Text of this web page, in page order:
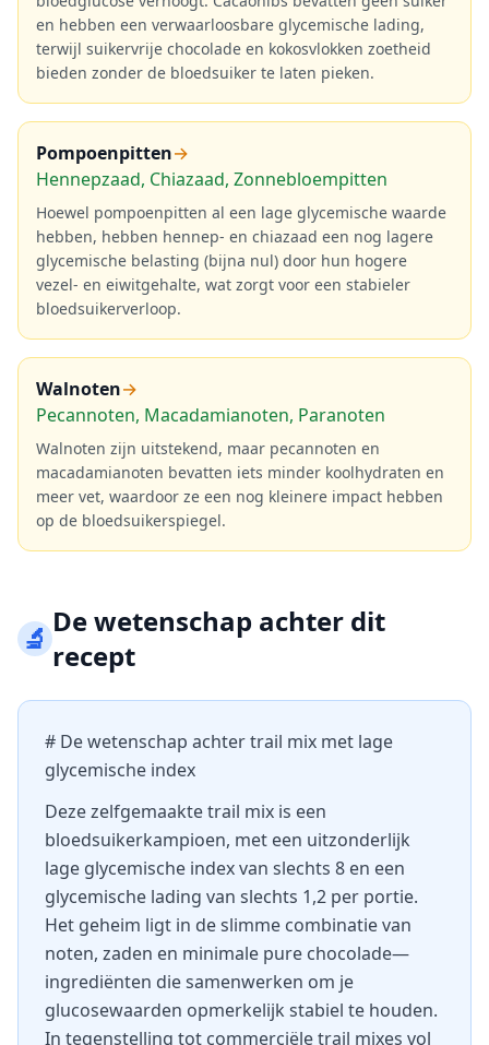
en hebben een verwaarloosbare glycemische lading,
terwijl suikervrije chocolade en kokosvlokken zoetheid
bieden zonder de bloedsuiker te laten pieken.
Pompoenpitten→
Hennepzaad, Chiazaad, Zonnebloempitten
Hoewel pompoenpitten al een lage glycemische waarde
hebben, hebben hennep- en chiazaad een nog lagere
glycemische belasting (bijna nul) door hun hogere
vezel- en eiwitgehalte, wat zorgt voor een stabieler
bloedsuikerverloop.
Walnoten→
Pecannoten, Macadamianoten, Paranoten
Walnoten zijn uitstekend, maar pecannoten en
macadamianoten bevatten iets minder koolhydraten en
meer vet, waardoor ze een nog kleinere impact hebben
op de bloedsuikerspiegel.
🔬De wetenschap achter dit
recept
# De wetenschap achter trail mix met lage
glycemische index
Deze zelfgemaakte trail mix is een
bloedsuikerkampioen, met een uitzonderlijk
lage glycemische index van slechts 8 en een
glycemische lading van slechts 1,2 per portie.
Het geheim ligt in de slimme combinatie van
noten, zaden en minimale pure chocolade—
ingrediënten die samenwerken om je
glucosewaarden opmerkelijk stabiel te houden.
In tegenstelling tot commerciële trail mixes vol